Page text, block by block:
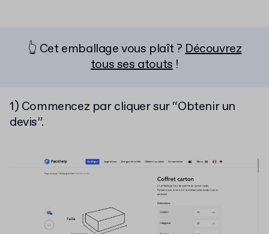
👆 Cet emballage vous plaît ?Découvrez
tous ses atouts!
1) Commencez par cliquer sur “Obtenir un
devis”.